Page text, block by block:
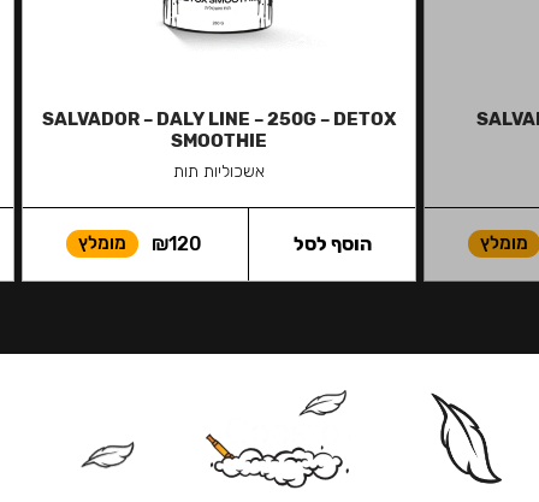
מומלץ
SALVADOR – DALY LINE – 250G – DETOX
SMOOTHIE
אשכוליות תות
₪120 מומלץ הוסף לסל